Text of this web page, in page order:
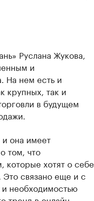
Руслана Жукова,
и
На нем есть и
крупных, так и
в будущем
она имеет
том, что
которые хотят о себе
Это связано еще и с
необходимостью